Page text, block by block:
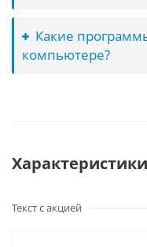
Какие
компьютере?
Характеристики
Текст с акцией